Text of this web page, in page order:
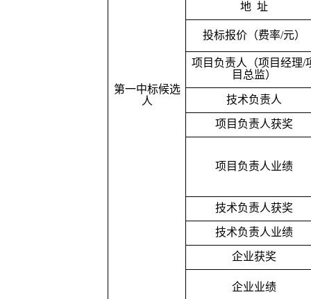
第一中标候选
人
地 址
投标报价（费率/元）
项目负责人（项目经理/
目总监）
技术负责人
项目负责人获奖
项目负责人业绩
技术负责人获奖
技术负责人业绩
企业获奖
企业业绩